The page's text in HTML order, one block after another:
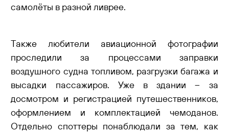
самолёты в разной ливрее.
Также любители авиационной фотографии
проследили за процессами заправки
воздушного судна топливом, разгрузки багажа и
высадки пассажиров. Уже в здании – за
досмотром и регистрацией путешественников,
оформлением и комплектацией чемоданов.
Отдельно споттеры понаблюдали за тем, как